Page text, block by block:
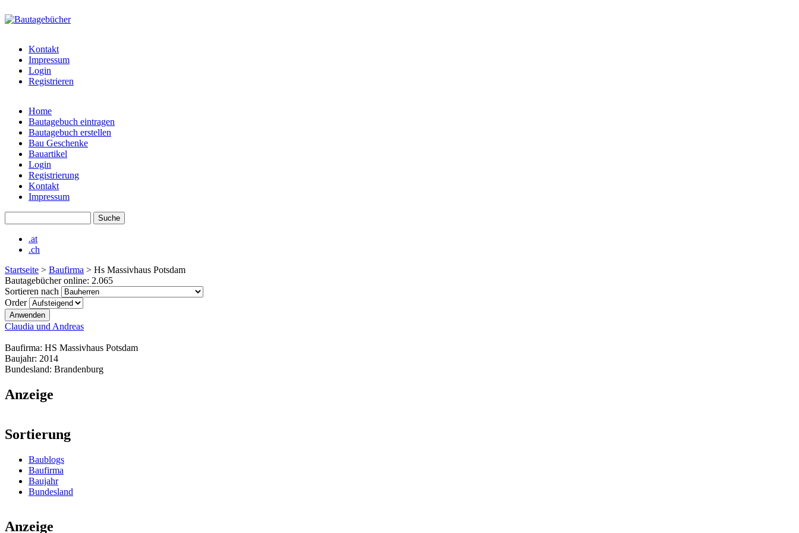
bautagebuch-
liste.de
Kontakt
Impressum
Login
Registrieren
Hauptmenü
Home
Bautagebuch eintragen
Bautagebuch erstellen
Bau Geschenke
Bauartikel
Login
Registrierung
Kontakt
Impressum
.at
.ch
Startseite > Baufirma > Hs Massivhaus Potsdam
Bautagebücher online: 2.065
Sortieren nach
Order
Claudia und Andreas
Baufirma: HS Massivhaus Potsdam
Baujahr: 2014
Bundesland: Brandenburg
Anzeige
Sortierung
Baublogs
Baufirma
Baujahr
Bundesland
Anzeige